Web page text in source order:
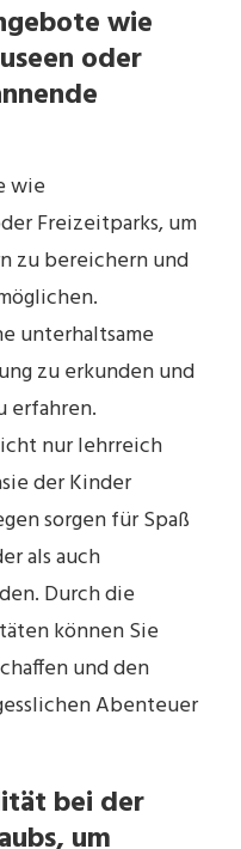
wie
oder
wie
Freizeitparks, um
zu bereichern und
unterhaltsame
zu erkunden und
erfahren.
nur lehrreich
der Kinder
sorgen für Spaß
als auch
Durch die
können Sie
und den
Abenteuer
bei der
um